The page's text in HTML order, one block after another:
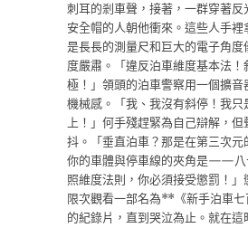
刺耳的剎車聲，接著，一群穿著反
安全帽的人朝他衝來。這些人手
是長長的測量尺和巨大的電子角度
度嚴肅。「違反泊車維度基本法
極！」領頭的泊車警察用一個擴音
機械感。「我、我沒有斜停！我只
上！」何手殘趕緊為自己辯解，
抖。「垂直泊車？那是在第三次元
你的車體與停車線的夾角是——八
照維度法則，你必須接受懲罰！
限次觀看一部名為**《新手泊車七
的紀錄片，直到哭泣為止。就在